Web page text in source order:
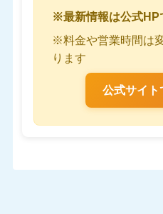
※最新情報は公式HP
※料金や営業時間は
ります
公式サイト